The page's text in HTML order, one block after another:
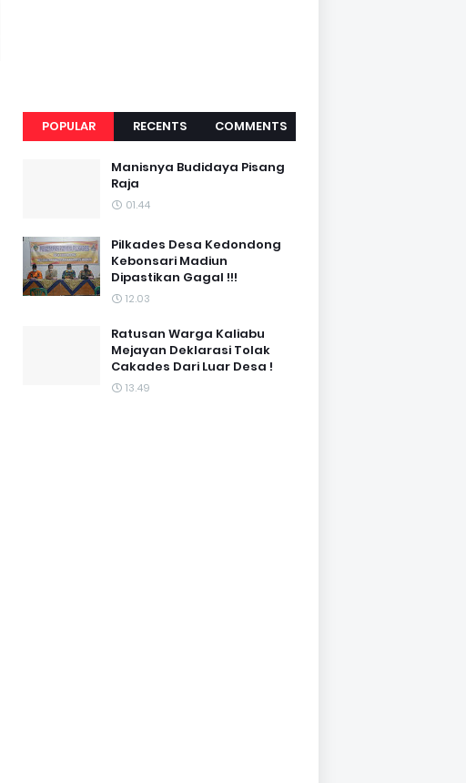
POPULAR RECENTS COMMENTS
Manisnya Budidaya Pisang
Raja
01.44
Pilkades Desa Kedondong
Kebonsari Madiun
Dipastikan Gagal !!!
12.03
Ratusan Warga Kaliabu
Mejayan Deklarasi Tolak
Cakades Dari Luar Desa !
13.49